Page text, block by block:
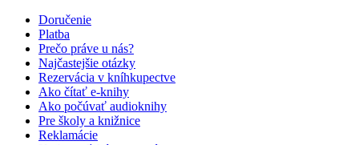
Doručenie
Platba
Prečo práve u nás?
Najčastejšie otázky
Rezervácia v kníhkupectve
Ako čítať e-knihy
Ako počúvať audioknihy
Pre školy a knižnice
Reklamácie